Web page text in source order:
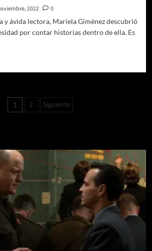
2022
0
y ávida lectora, Mariela Giménez descubrió
por contar historias dentro de ella. Es
Paginación
1 2 Siguiente